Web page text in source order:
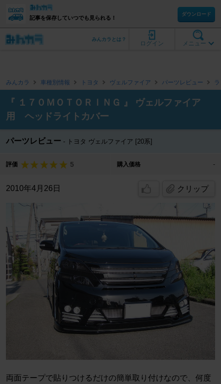
記事を保存していつでも見られる！
ダウンロード
メニュー
ログイン
みんカラとは？
みんカラ 車種別情報 トヨタ ヴェルファイア パーツレビュー
『 １７０ＭＯＴＯＲＩＮＧ 』 ヴェルファイア
用 ヘッドライトカバー
パーツレビュー トヨタ ヴェルファイア [20系]
評価 5 購入価格 -
2010年4月26日 クリップ
両面テープで貼りつけるだけの簡単取り付けなので、何度